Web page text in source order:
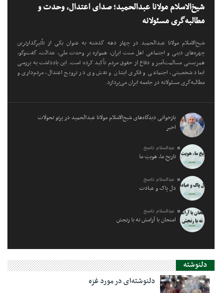
شیخ‌الاسلام مولانا عبدالحمید؛ صدای اعتدال، وحدت و
مطالبه‌گری مسئولانه
شیخ‌الاسلام مولانا عبدالحمید در چهار دهه گذشته به عنوان یکی از تأثیرگذارترین
چهره‌های دینی و اجتماعی اهل سنت ایران، همواره بر وحدت ملی، عدالت، گفت‌وگو،
همزیستی مسالمت‌آمیز و دفاع از حقوق مردم تأکید کرده است. این یادداشت به بررسی
ابعاد شخصیتی، اجتماعی و فکری ایشان و نقش وی در ترویج اعتدال، مردم‌داری و
مطالبه‌گری مسئولانه در جامعه ایران می‌پردازد.
بازخوانی دیدگاه‌های شیخ‌الاسلام مولانا عبدالحمید در پرتو تحولات
اخیر
عبدالسلام ناصح
تاریخِ ما، هویتِ ما
عبدالسلام ناصح
دل پاک و عبادت
عبدالسلام ناصح
امتحان با آرامش نه با رنجش
دلنوشته
دلنوشته‌ای در مورد غزه